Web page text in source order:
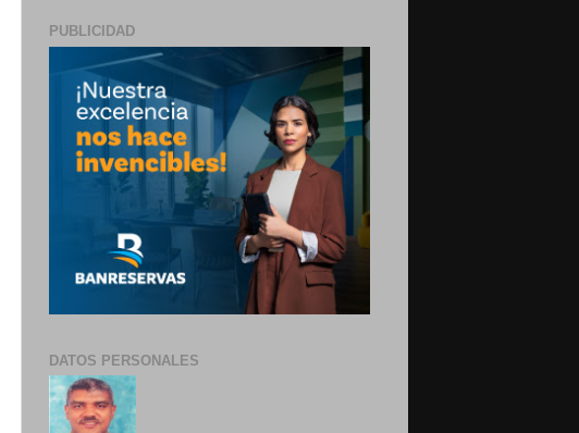
PUBLICIDAD
DATOS PERSONALES